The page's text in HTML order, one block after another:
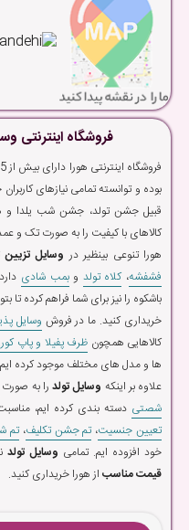
فروشگاه اینترنتی
فروشگاه اینترنتی هورا دارای بیش از 15 سال سابقه در زمینه
بوده و توانسته تمامی نیازهای
قبیل جشن تولد، جشن شب یلدا
کالاهای با کیفیت را به صورت تک و
هورا تنوعی بینظیر در وسایل تزیین
فشفشه،کلاه تولد وبمب شادی
باشکوه را نیز برای شما فراهم کرده تا
خریداری کنید. ما در فروش وسایل
کالاهایی همچون ظرف پفیلا و پاپ
ها و مدل های مختلف موجود کرده
علاوه بر اینکه وسایل تولدرا به صورت
شصتی دسته بندی کرده ایم،
تعیین جنسیت،تم جشن تکلیف،تم
خود افزوده ایم. تمامی وسایل تولد
قیمت مناسب از هورا خریداری کنید.